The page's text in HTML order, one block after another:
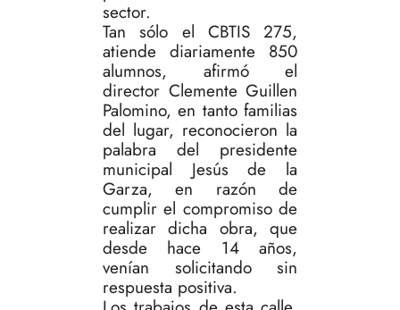
sector.
Tan sólo el CBTIS 275,
atiende diariamente 850
alumnos, afirmó el
director Clemente Guillen
Palomino, en tanto familias
del lugar, reconocieron la
palabra del presidente
municipal Jesús de la
Garza, en razón de
cumplir el compromiso de
realizar dicha obra, que
desde hace 14 años,
venían solicitando sin
respuesta positiva.